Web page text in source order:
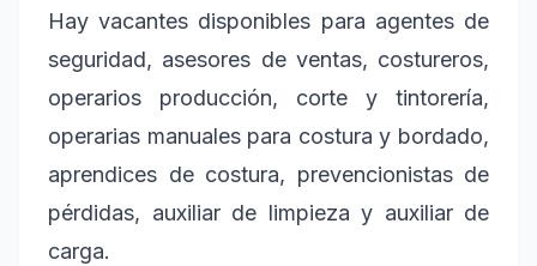
Hay vacantes disponibles para agentes de
seguridad, asesores de ventas, costureros,
operarios producción, corte y tintorería,
operarias manuales para costura y bordado,
aprendices de costura, prevencionistas de
pérdidas, auxiliar de limpieza y auxiliar de
carga.